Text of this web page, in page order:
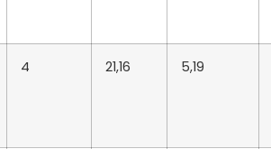
4 21,16 5,19